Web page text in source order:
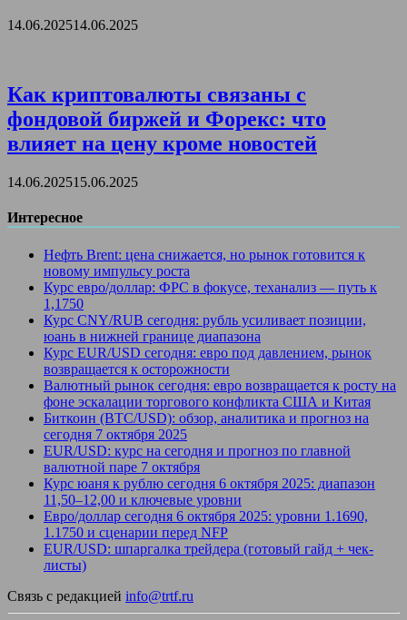
14.06.202514.06.2025
Как криптовалюты связаны с
фондовой биржей и Форекс: что
влияет на цену кроме новостей
14.06.202515.06.2025
Интересное
Нефть Brent: цена снижается, но рынок готовится к
новому импульсу роста
Курс евро/доллар: ФРС в фокусе, теханализ — путь к
1,1750
Курс CNY/RUB сегодня: рубль усиливает позиции,
юань в нижней границе диапазона
Курс EUR/USD сегодня: евро под давлением, рынок
возвращается к осторожности
Валютный рынок сегодня: евро возвращается к росту на
фоне эскалации торгового конфликта США и Китая
Биткоин (BTC/USD): обзор, аналитика и прогноз на
сегодня 7 октября 2025
EUR/USD: курс на сегодня и прогноз по главной
валютной паре 7 октября
Курс юаня к рублю сегодня 6 октября 2025: диапазон
11,50–12,00 и ключевые уровни
Евро/доллар сегодня 6 октября 2025: уровни 1.1690,
1.1750 и сценарии перед NFP
EUR/USD: шпаргалка трейдера (готовый гайд + чек-
листы)
Связь с редакцией info@trtf.ru